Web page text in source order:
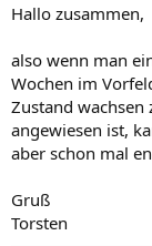
Hallo zusammen,
also wenn man
Wochen im
Zustand wachsen
angewiesen ist,
aber schon mal
Gruß
Torsten